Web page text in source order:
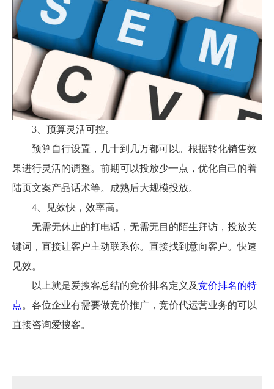
3、预算灵活可控。
预算自行设置，几十到几万都可以。根据转化销售效
果进行灵活的调整。前期可以投放少一点，优化自己的着
陆页文案产品话术等。成熟后大规模投放。
4、见效快，效率高。
无需无休止的打电话，无需无目的陌生拜访，投放关
键词，直接让客户主动联系你。直接找到意向客户。快速
见效。
以上就是爱搜客总结的竞价排名定义及竞价排名的特
点。各位企业有需要做竞价推广，竞价代运营业务的可以
直接咨询爱搜客。